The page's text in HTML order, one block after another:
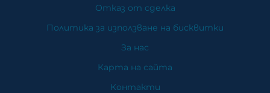
Отказ от сделка
Политика за използване на бисквитки
За нас
Карта на сайта
Контакти